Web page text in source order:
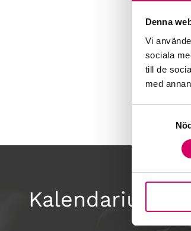
Denna
Vi
sociala
till de
med
Kalendarium